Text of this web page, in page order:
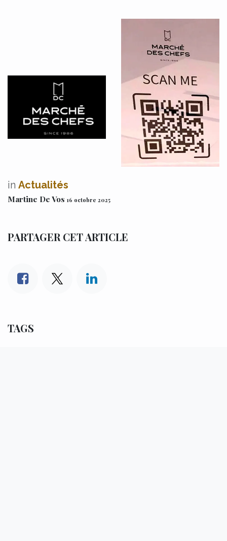
in Actualités
Martine De Vos 16 octobre 2025
PARTAGER CET ARTICLE
TAGS